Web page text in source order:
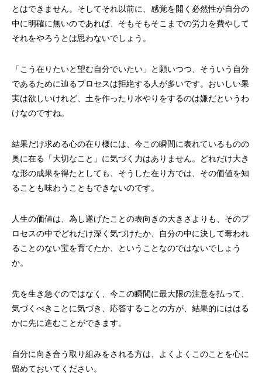
とはできません。そしてそれ以前に、感覚を開く必然性が自分の
中に明確に無いのであれば、そもそもそこまでの労力を費やして
それをやろうとは思わないでしょう。
「こう在りたいと望む自分でいたい」と願いつつ、そういう自分
であるために辿るプロセスは拒絶する人が多いです。おいしい果
実は欲しいけれど、土を作ったり水やりをするのは嫌だというわ
けなのですね。
結果だけ求める心の在り様には、今この瞬間に表れているものの
奥に在る「大切なこと」に気づく力はありません。どれだけ大き
な形の成果を得たとしても、そうした在り方では、その価値を知
ることも味わうこともできないのです。
人生の価値は、為し遂げたことの表向きの大きさよりも、そのプ
ロセスの中でどれだけ深く気づけたか、自分の中に決して奪われ
ることのない宝を育てたか、ということなのではないでしょう
か。
先を生き急ぐのではなく、今この瞬間に最大限の注意を払って、
気づくべきことに気づき、応答することの方が、結果的にははる
かに先に進むことができます。
自分に向き合う取り組みをされる方は、よくよくこのことを心に
留めておいてください。